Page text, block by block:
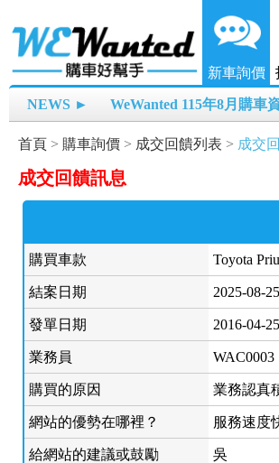
新車詢價
NEWS ► WeWanted 115年8月購車
首頁 > 購車詢價 > 成交回饋列表 > 成交
成交回饋訊息
購買車款 Toyota
結案日期 2025-08-25
發單日期 2016-04-25
業務員 WAC0003
購買的原因 業務認真
網站的優勢在哪裡？ 服務速度
給網站的建議或鼓勵 吳